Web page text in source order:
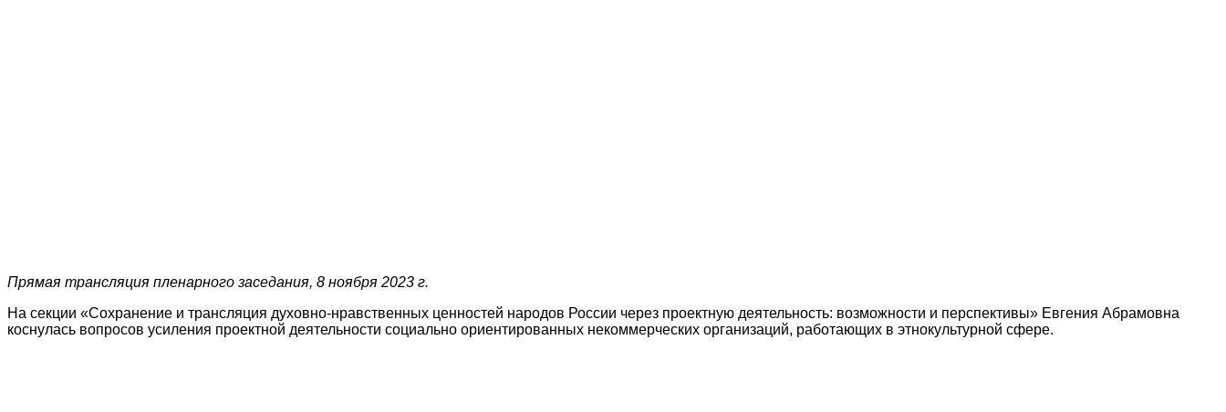
Прямая трансляция пленарного заседания, 8 ноября 2023 г.
На секции «Сохранение и трансляция духовно-нравственных ценностей народов России через проектную деятельность: возможности и перспективы» Евгения Абрамовна
коснулась вопросов усиления проектной деятельности социально ориентированных некоммерческих организаций, работающих в этнокультурной сфере.